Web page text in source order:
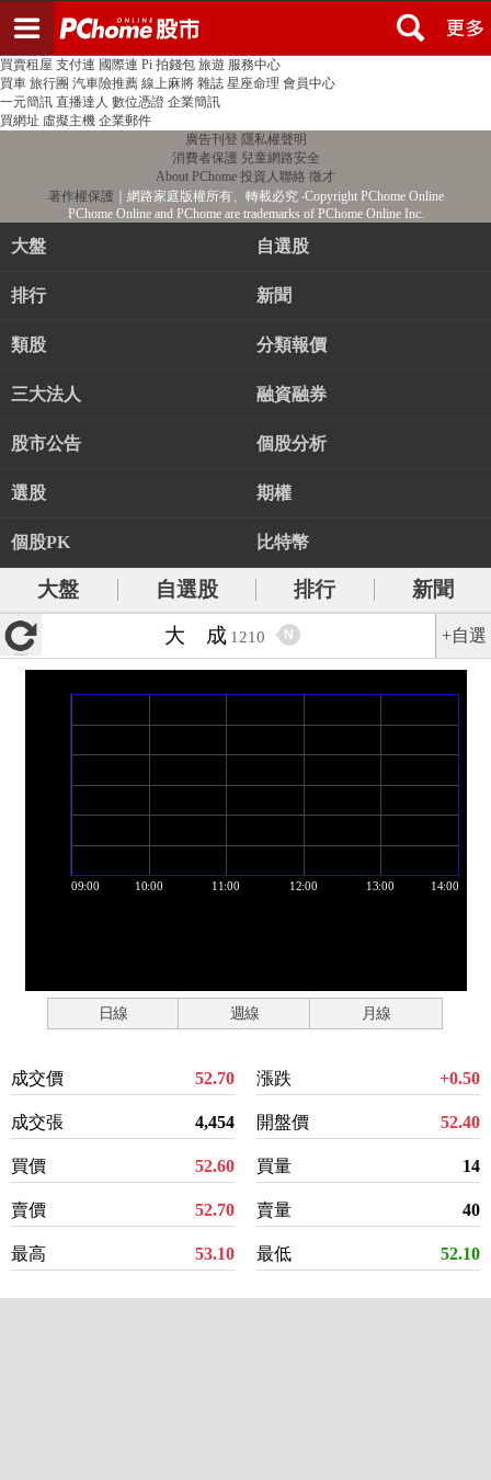
PChome首頁 線上購物 24h購物 書店
買賣租屋 支付連 國際連 Pi 拍錢包 旅遊 服務中心
買車 旅行團 汽車險推薦 線上麻將 雜誌 星座命理 會員中心
一元簡訊 直播達人 數位憑證 企業簡訊
買網址 虛擬主機 企業郵件
廣告刊登 隱私權聲明
消費者保護 兒童網路安全
About PChome 投資人聯絡 徵才
著作權保護 ｜網路家庭版權所有、轉載必究‧Copyright PChome Online
PChome Online and PChome are trademarks of PChome Online Inc.
大盤 自選股
排行 新聞
類股 分類報價
三大法人 融資融券
股市公告 個股分析
選股 期權
個股PK 比特幣
大盤 自選股 排行
新聞
大 成 1210 N +自選
日線 週線 月線
成交價 52.70
成交張 4,454
買價 52.60
賣價 52.70
最高 53.10
漲跌 +0.50
開盤價 52.40
買量 14
賣量 40
最低 52.10